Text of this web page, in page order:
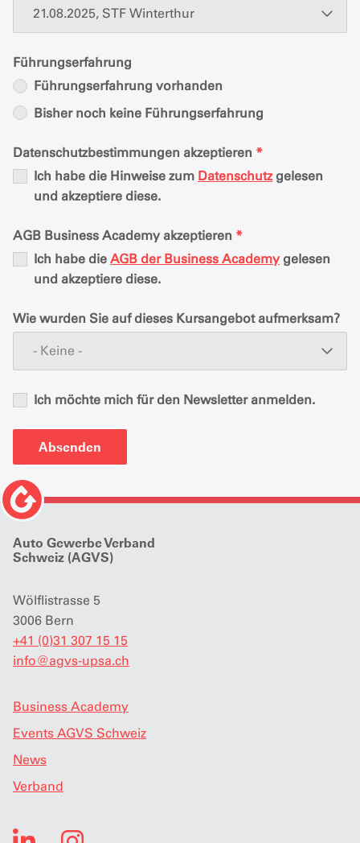
21.08.2025, STF Winterthur
Führungserfahrung
Führungserfahrung vorhanden
Bisher noch keine Führungserfahrung
Datenschutzbestimmungen akzeptieren *
Ich habe die Hinweise zum Datenschutzgelesen
und akzeptiere diese.
AGB Business Academy akzeptieren *
Ich habe die AGB der Business Academygelesen
und akzeptiere diese.
Wie wurden Sie auf dieses Kursangebot aufmerksam?
- Keine -
Ich möchte mich für den Newsletter anmelden.
Absenden
Auto Gewerbe Verband
Schweiz (AGVS)
Wölflistrasse 5
3006 Bern
+41 (0)31 307 15 15
info@agvs-upsa.ch
Business Academy
Events AGVS Schweiz
News
Verband